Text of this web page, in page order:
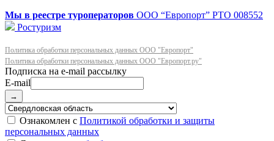
Мы в реестре туроператоров ООО “Европорт” РТО 008552
Ростуризм
Политика обработки персональных данных ООО "Европорт"
Политика обработки персональных данных ООО "Европорт.ру"
E-mail
→
Ознакомлен с Политикой обработки и защиты
персональных данных